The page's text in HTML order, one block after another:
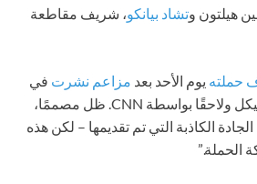
هيلتون وتشاد بيانكو، شريف مقاطعة
حملته يوم الأحد بعد مزاعم نشرت في
سان فرانسيسكو كرونيكل ولاحقًا بواسطة CNN. ظل مصممًا،
الكاذبة التي تم تقديمها – لكن هذه
الحملة.”